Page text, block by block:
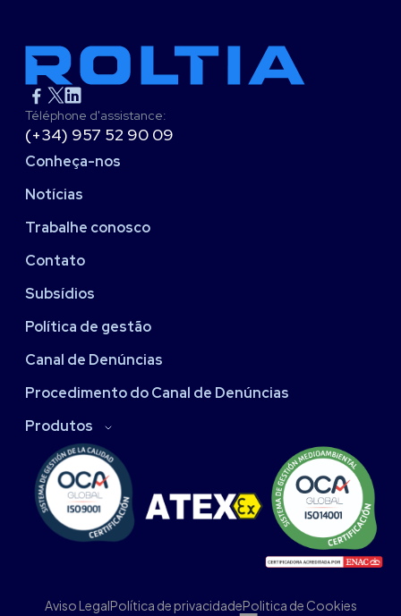
Téléphone d'assistance:
(+34) 957 52 90 09
Conheça-nos
Notícias
Trabalhe conosco
Contato
Subsídios
Política de gestão
Canal de Denúncias
Procedimento do Canal de Denúncias
Produtos
Aviso LegalPolítica de privacidadePolitica de Cookies